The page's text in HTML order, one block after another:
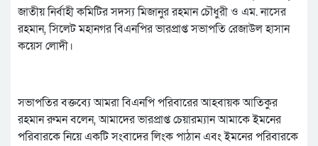
জাতীয় নির্বাহী কমিটির সদস্য মিজানুর রহমান চৌধুরী ও এম. নাসের
রহমান, সিলেট মহানগর বিএনপির ভারপ্রাপ্ত সভাপতি রেজাউল হাসান
কয়েস লোদী।
সভাপতির বক্তব্যে আমরা বিএনপি পরিবারের আহবায়ক আতিকুর
রহমান রুমন বলেন, আমাদের ভারপ্রাপ্ত চেয়ারম্যান আমাকে ইমনের
পরিবারকে নিয়ে একটি সংবাদের লিংক পাঠান এবং ইমনের পরিবারকে